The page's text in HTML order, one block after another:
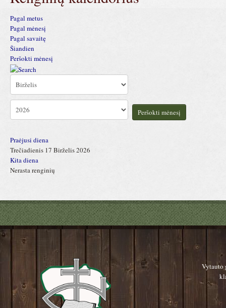
Pagal metus
Pagal mėnesį
Pagal savaitę
Šiandien
Peršokti mėnesį
Peršokti mėnesį
Praėjusi diena
Trečiadienis 17 Birželis 2026
Kita diena
Nerasta renginių
Vytauto